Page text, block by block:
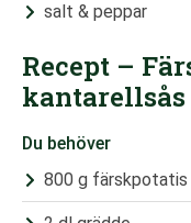
salt & peppar
Recept –
kantarellsås
Du behöver
800 g